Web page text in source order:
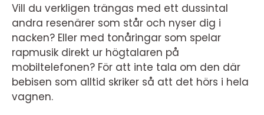
Vill du verkligen trängas med ett dussintal
andra resenärer som står och nyser dig i
nacken? Eller med tonåringar som spelar
rapmusik direkt ur högtalaren på
mobiltelefonen? För att inte tala om den där
bebisen som alltid skriker så att det hörs i hela
vagnen.